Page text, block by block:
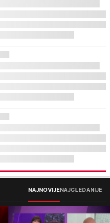
NAJNOVIJENAJGLEDANIJE